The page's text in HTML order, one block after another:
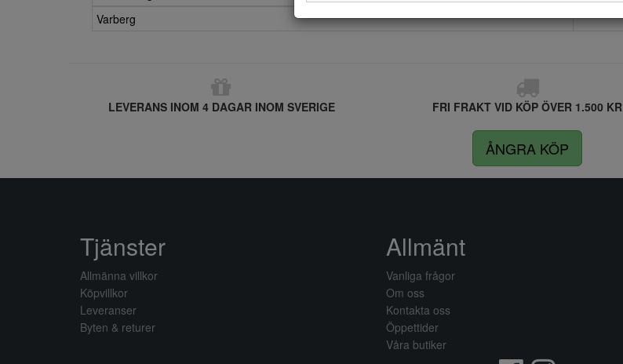
Varberg
LEVERANS INOM 4 DAGAR INOM SVERIGE FRI FRAKT VID KÖP ÖVER 1.500 KR
ÅNGRA KÖP
Tjänster
Allmänna villkor
Köpvillkor
Leveranser
Byten & returer
Allmänt
Vanliga frågor
Om oss
Kontakta oss
Öppettider
Våra butiker